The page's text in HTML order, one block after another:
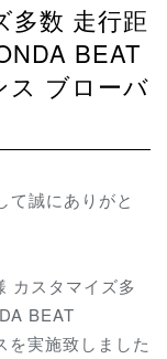
BEAT
ス ブローバ
て誠にありがと
カスタマイズ多
BEAT
実施致しました